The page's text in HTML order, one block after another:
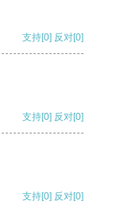
支持[0] 反对[0]
支持[0] 反对[0]
支持[0] 反对[0]